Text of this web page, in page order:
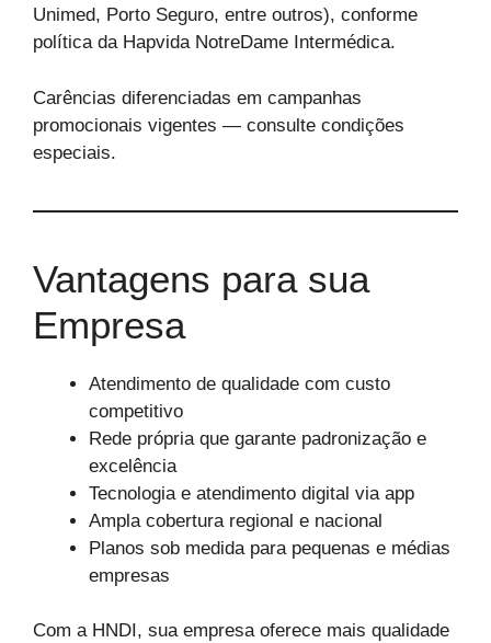
Unimed, Porto Seguro, entre outros), conforme
política da Hapvida NotreDame Intermédica.
Carências diferenciadas em campanhas
promocionais vigentes — consulte condições
especiais.
Vantagens para sua
Empresa
Atendimento de qualidade com custo
competitivo
Rede própria que garante padronização e
excelência
Tecnologia e atendimento digital via app
Ampla cobertura regional e nacional
Planos sob medida para pequenas e médias
empresas
Com a HNDI, sua empresa oferece mais qualidade